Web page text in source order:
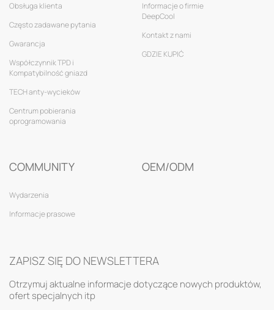
Obsługa klienta
Często zadawane pytania
Gwarancja
Współczynnik TPD i
Kompatybilność gniazd
TECH anty-wycieków
Centrum pobierania
oprogramowania
Informacje o firmie
DeepCool
Kontakt z nami
GDZIE KUPIĆ
COMMUNITY
Wydarzenia
Informacje prasowe
OEM/ODM
ZAPISZ SIĘ DO NEWSLETTERA
Otrzymuj aktualne informacje dotyczące nowych produktów,
ofert specjalnych itp